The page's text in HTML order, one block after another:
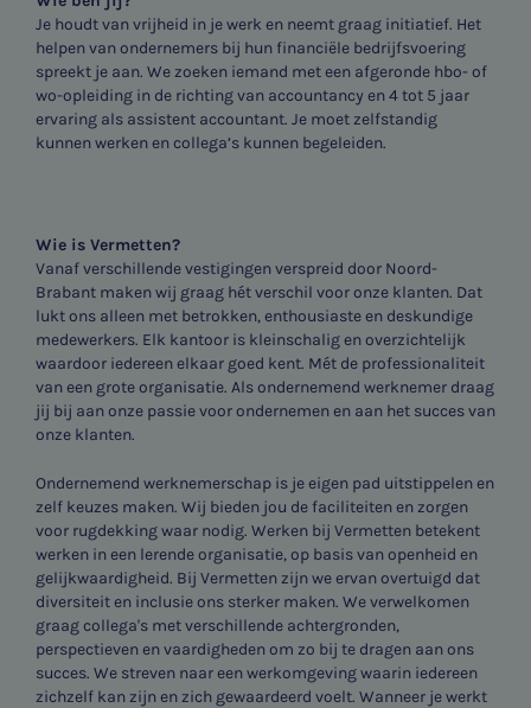
Je houdt van vrijheid in je werk en neemt graag initiatief. Het
helpen van ondernemers bij hun financiële bedrijfsvoering
spreekt je aan. We zoeken iemand met een afgeronde hbo- of
wo-opleiding in de richting van accountancy en 4 tot 5 jaar
ervaring als assistent accountant. Je moet zelfstandig
kunnen werken en collega’s kunnen begeleiden.
Wie is Vermetten?
Vanaf verschillende vestigingen verspreid door Noord-
Brabant maken wij graag hét verschil voor onze klanten. Dat
lukt ons alleen met betrokken, enthousiaste en deskundige
medewerkers. Elk kantoor is kleinschalig en overzichtelijk
waardoor iedereen elkaar goed kent. Mét de professionaliteit
van een grote organisatie. Als ondernemend werknemer draag
jij bij aan onze passie voor ondernemen en aan het succes van
onze klanten.
Ondernemend werknemerschap is je eigen pad uitstippelen en
zelf keuzes maken. Wij bieden jou de faciliteiten en zorgen
voor rugdekking waar nodig. Werken bij Vermetten betekent
werken in een lerende organisatie, op basis van openheid en
gelijkwaardigheid. Bij Vermetten zijn we ervan overtuigd dat
diversiteit en inclusie ons sterker maken. We verwelkomen
graag collega's met verschillende achtergronden,
perspectieven en vaardigheden om zo bij te dragen aan ons
succes. We streven naar een werkomgeving waarin iedereen
zichzelf kan zijn en zich gewaardeerd voelt. Wanneer je werkt